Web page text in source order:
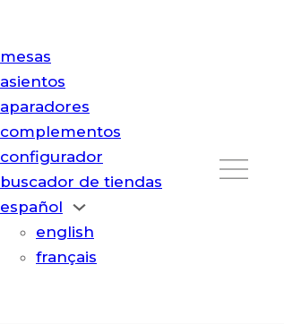
mesas
asientos
aparadores
complementos
configurador
buscador de tiendas
español
english
français